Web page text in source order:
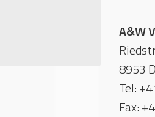
A&W
8953
Tel:
Fax: